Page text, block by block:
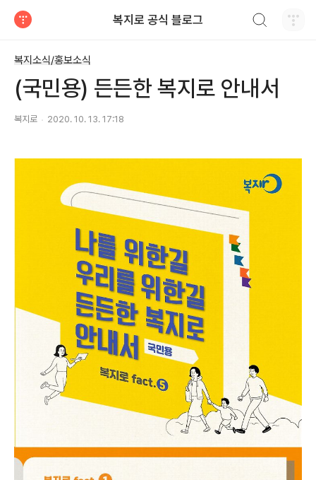
복지로 공식 블로그
복지소식/홍보소식
(국민용) 든든한 복지로 안내서
복지로 2020. 10. 13. 17:18